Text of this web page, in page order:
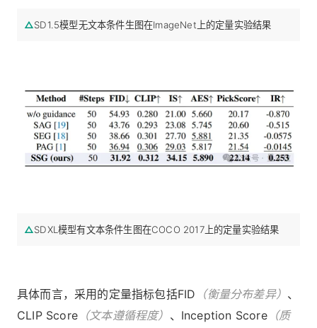
△SD1.5模型无文本条件生图在ImageNet上的定量实验结果
△SDXL模型有文本条件生图在COCO 2017上的定量实验结果
具体而言，采用的定量指标包括FID （衡量分布差异） 、
CLIP Score （文本遵循程度） 、Inception Score（质